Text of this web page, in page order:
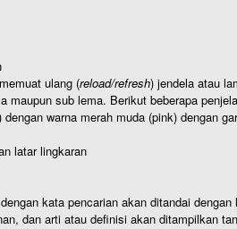
ulang (reload/refresh) jendela atau
maupun sub lema. Berikut beberapa
warna merah muda (pink) dengan
latar lingkaran
kata pencarian akan ditandai dengan
dan arti atau definisi akan ditampilkan